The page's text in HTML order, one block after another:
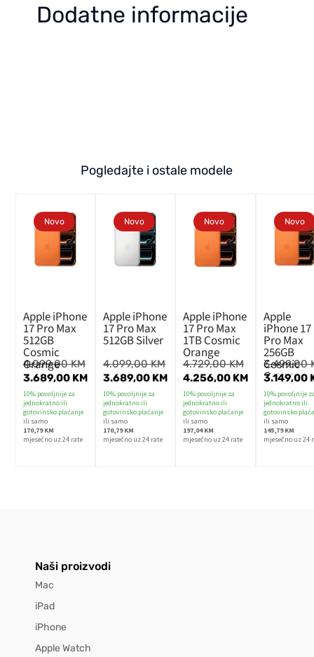
Dodatne informacije
Pogledajte i ostale modele
Novo
Apple iPhone
17 Pro Max
512GB
Cosmic
Orange
4.099,00KM
3.689,00 KM
10% povoljnije za
jednokratno ili
gotovinsko plaćanje
ili samo
170,79 KM
mjesečno uz 24 rate
Novo
Apple iPhone
17 Pro Max
512GB Silver
4.099,00KM
3.689,00 KM
10% povoljnije za
jednokratno ili
gotovinsko plaćanje
ili samo
170,79 KM
mjesečno uz 24 rate
Novo
Apple iPhone
17 Pro Max
1TB Cosmic
Orange
4.729,00KM
4.256,00 KM
10% povoljnije za
jednokratno ili
gotovinsko plaćanje
ili samo
197,04 KM
mjesečno uz 24 rate
Novo
Apple
iPhone 17
Pro Max
256GB
Cosmic
Orange
3.499,00
3.149,00
10% povoljnije
jednokratno ili
gotovinsko
ili samo
145,79 KM
mjesečno uz 24
Naši proizvodi
Mac
iPad
iPhone
Apple Watch